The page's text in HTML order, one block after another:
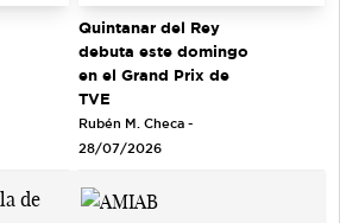
Quintanar del Rey
debuta este domingo
en el Grand Prix de
TVE
Rubén M. Checa -
28/07/2026